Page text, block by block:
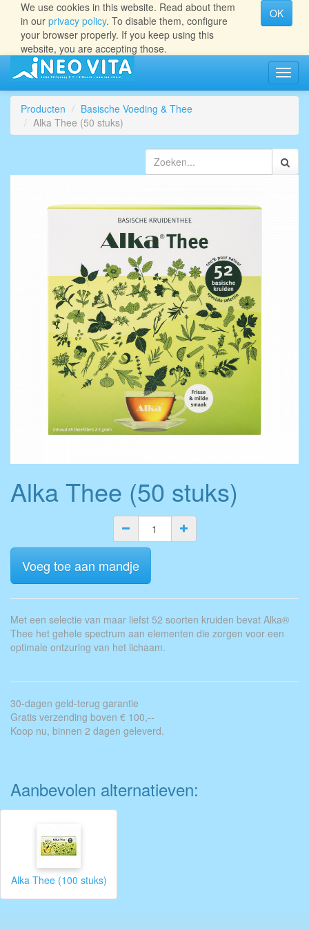
We use cookies in this website. Read about them
in our privacy policy. To disable them, configure
your browser properly. If you keep using this
website, you are accepting those.
OK
aan/
Producten
Basische Voeding & Thee
Alka Thee (50 stuks)
Alka Thee (50 stuks)
Voeg toe aan mandje
Met een selectie van maar liefst 52 soorten kruiden bevat Alka®
Thee het gehele spectrum aan elementen die zorgen voor een
optimale ontzuring van het lichaam.
30-dagen geld-terug garantie
Gratis verzending boven € 100,--
Koop nu, binnen 2 dagen geleverd.
Aanbevolen alternatieven:
Alka Thee (100 stuks)